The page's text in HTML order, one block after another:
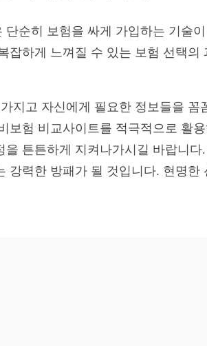
순히 보험을 싸게 가입하는 기술
잡하게 느껴질 수 있는 보험 선택의
지고 자신에게 필요한 정보들을 꼼
보험 비교사이트를 적극적으로 활
튼튼하게 지켜나가시길 바랍니
력한 방패가 될 것입니다. 현명한